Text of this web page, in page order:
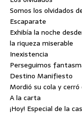
Somos los olvidados
Escaparate
Exhibía la noche
la riqueza miserable
Inexistencia
Perseguimos
Destino Manifiesto
Mordió su cola y
A la carta
¡Hoy! Especial de la